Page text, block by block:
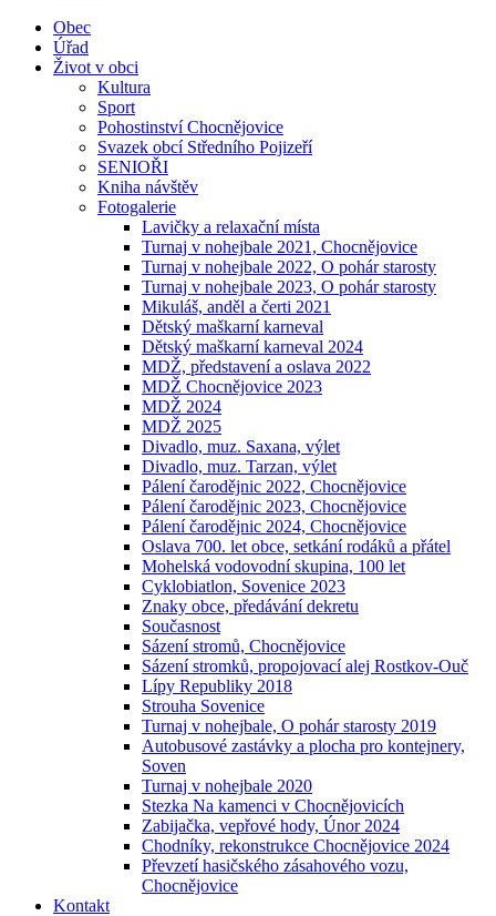
Obec
Úřad
Život v obci
Kultura
Sport
Pohostinství Chocnějovice
Svazek obcí Středního Pojizeří
SENIOŘI
Kniha návštěv
Fotogalerie
Lavičky a relaxační místa
Turnaj v nohejbale 2021, Chocnějovice
Turnaj v nohejbale 2022, O pohár starosty
Turnaj v nohejbale 2023, O pohár starosty
Mikuláš, anděl a čerti 2021
Dětský maškarní karneval
Dětský maškarní karneval 2024
MDŽ, představení a oslava 2022
MDŽ Chocnějovice 2023
MDŽ 2024
MDŽ 2025
Divadlo, muz. Saxana, výlet
Divadlo, muz. Tarzan, výlet
Pálení čarodějnic 2022, Chocnějovice
Pálení čarodějnic 2023, Chocnějovice
Pálení čarodějnic 2024, Chocnějovice
Oslava 700. let obce, setkání rodáků a přátel
Mohelská vodovodní skupina, 100 let
Cyklobiatlon, Sovenice 2023
Znaky obce, předávání dekretu
Současnost
Sázení stromů, Chocnějovice
Sázení stromků, propojovací alej Rostkov-Ouč
Lípy Republiky 2018
Strouha Sovenice
Turnaj v nohejbale, O pohár starosty 2019
Autobusové zastávky a plocha pro kontejnery,
Soven
Turnaj v nohejbale 2020
Stezka Na kamenci v Chocnějovicích
Zabijačka, vepřové hody, Únor 2024
Chodníky, rekonstrukce Chocnějovice 2024
Převzetí hasičského zásahového vozu,
Chocnějovice
Kontakt